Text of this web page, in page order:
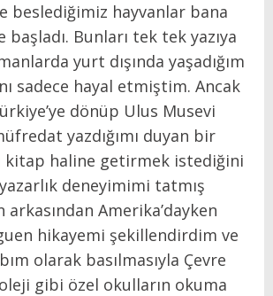
beslediğimiz hayvanlar bana
başladı. Bunları tek tek yazıya
yurt dışında yaşadığım
sadece hayal etmiştim. Ancak
dönüp Ulus Musevi
yazdığımı duyan bir
kitap haline getirmek istediğini
deneyimimi tatmış
Amerika’dayken
hikayemi şekillendirdim ve
olarak basılmasıyla Çevre
gibi özel okulların okuma